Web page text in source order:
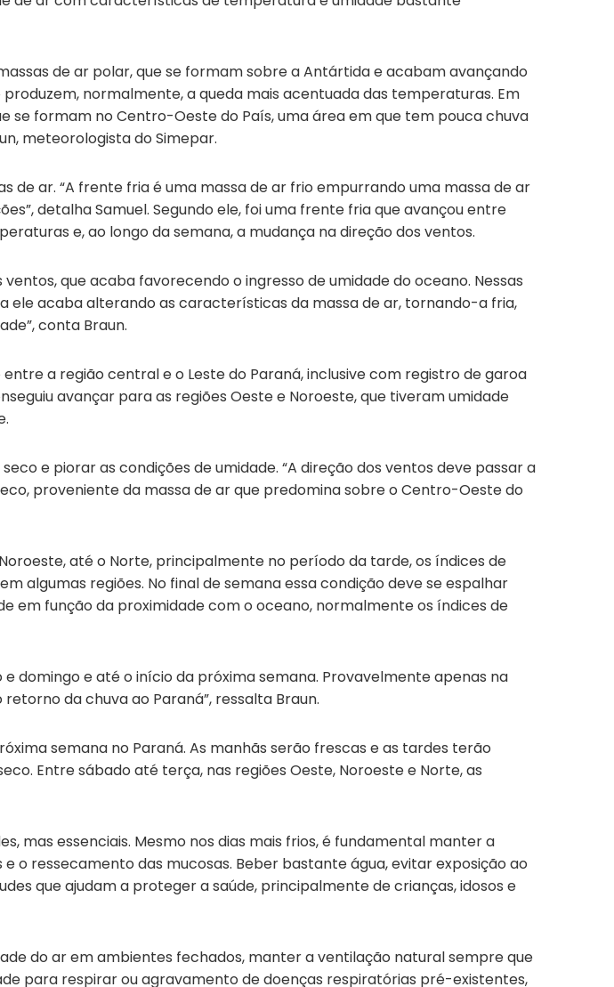
de ar polar, que se formam sobre a Antártida e acabam avançando
normalmente, a queda mais acentuada das temperaturas. Em
formam no Centro-Oeste do País, uma área em que tem pouca chuva
meteorologista do Simepar.
ar. “A frente fria é uma massa de ar frio empurrando uma massa de ar
detalha Samuel. Segundo ele, foi uma frente fria que avançou entre
e, ao longo da semana, a mudança na direção dos ventos.
que acaba favorecendo o ingresso de umidade do oceano. Nessas
ele acaba alterando as características da massa de ar, tornando-a fria,
conta Braun.
a região central e o Leste do Paraná, inclusive com registro de garoa
avançar para as regiões Oeste e Noroeste, que tiveram umidade
e piorar as condições de umidade. “A direção dos ventos deve passar a
proveniente da massa de ar que predomina sobre o Centro-Oeste do
até o Norte, principalmente no período da tarde, os índices de
algumas regiões. No final de semana essa condição deve se espalhar
em função da proximidade com o oceano, normalmente os índices de
domingo e até o início da próxima semana. Provavelmente apenas na
da chuva ao Paraná”, ressalta Braun.
semana no Paraná. As manhãs serão frescas e as tardes terão
Entre sábado até terça, nas regiões Oeste, Noroeste e Norte, as
mas essenciais. Mesmo nos dias mais frios, é fundamental manter a
o ressecamento das mucosas. Beber bastante água, evitar exposição ao
que ajudam a proteger a saúde, principalmente de crianças, idosos e
do ar em ambientes fechados, manter a ventilação natural sempre que
para respirar ou agravamento de doenças respiratórias pré-existentes,